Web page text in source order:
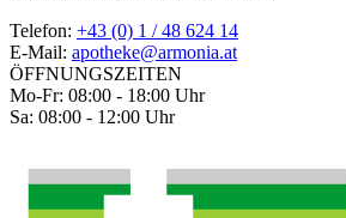
Telefon: +43 (0) 1 / 48 624 14
E-Mail: apotheke@armonia.at
ÖFFNUNGSZEITEN
Mo-Fr: 08:00 - 18:00 Uhr
Sa: 08:00 - 12:00 Uhr